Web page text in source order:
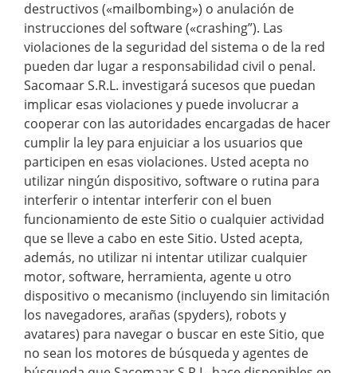
destructivos («mailbombing») o anulación de
instrucciones del software («crashing”). Las
violaciones de la seguridad del sistema o de la red
pueden dar lugar a responsabilidad civil o penal.
Sacomaar S.R.L. investigará sucesos que puedan
implicar esas violaciones y puede involucrar a
cooperar con las autoridades encargadas de hacer
cumplir la ley para enjuiciar a los usuarios que
participen en esas violaciones. Usted acepta no
utilizar ningún dispositivo, software o rutina para
interferir o intentar interferir con el buen
funcionamiento de este Sitio o cualquier actividad
que se lleve a cabo en este Sitio. Usted acepta,
además, no utilizar ni intentar utilizar cualquier
motor, software, herramienta, agente u otro
dispositivo o mecanismo (incluyendo sin limitación
los navegadores, arañas (spyders), robots y
avatares) para navegar o buscar en este Sitio, que
no sean los motores de búsqueda y agentes de